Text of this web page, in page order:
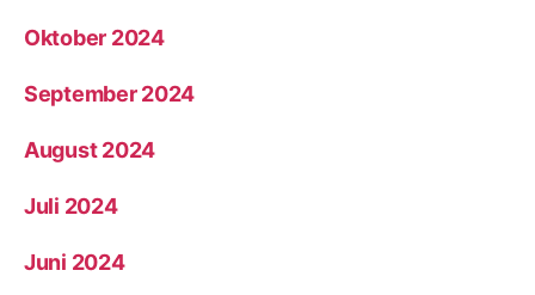
Oktober 2024
September 2024
August 2024
Juli 2024
Juni 2024